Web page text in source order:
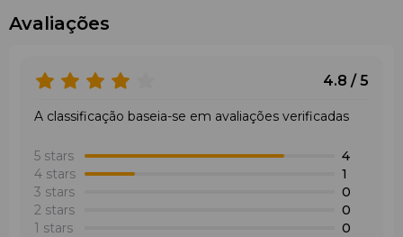
Avaliações
4.8 / 5
A classificação baseia-se em avaliações verificadas
5 stars
4
4 stars
1
3 stars
0
2 stars
0
1 stars
0